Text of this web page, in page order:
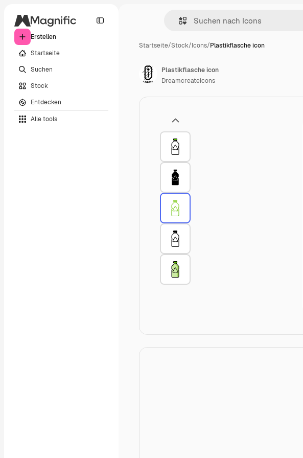
Erstellen
Startseite
Suchen
Stock
Entdecken
Alle tools
Startseite/Stock/Icons/Plastikflasche icon
Plastikflasche icon
Dreamcreateicons